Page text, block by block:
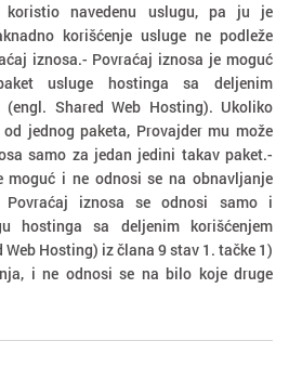
koristio navedenu uslugu, pa ju je
korišćenje usluge ne podleže
iznosa.- Povraćaj iznosa je moguć
usluge hostinga sa deljenim
(engl. Shared Web Hosting). Ukoliko
jednog paketa, Provajder mu može
samo za jedan jedini takav paket.-
moguć i ne odnosi se na obnavljanje
Povraćaj iznosa se odnosi samo i
hostinga sa deljenim korišćenjem
Web Hosting) iz člana 9 stav 1. tačke 1)
i ne odnosi se na bilo koje druge